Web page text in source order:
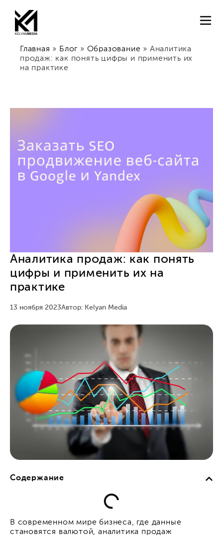
Главная » Блог » Образование » Аналитика
продаж: как понять цифры и применить их
на практике
Аналитика продаж: как понять
цифры и применить их на
практике
13 ноября 2023Автор: Kelyan Media
Содержание
В современном мире бизнеса, где данные
становятся валютой, аналитика продаж